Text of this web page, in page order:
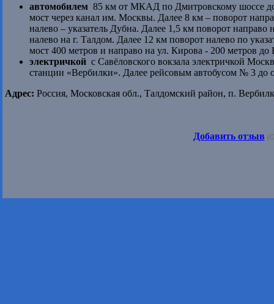
автомобилем 85 км от МКАД по Дмитровскому шоссе
мост через канал им. Москвы. Далее 8 км – поворот
налево – указатель Дубна. Далее 1,5 км поворот
налево на г. Талдом. Далее 12 км поворот налево по
мост 400 метров и направо на ул. Кирова - 200 метров
электричкой с Савёловского вокзала электричкой
станции «Вербилки». Далее рейсовым автобусом № 3 до
Адрес: Россия, Московская обл., Талдомский район, п.
Добавить отзыв